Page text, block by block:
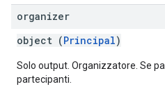
organizer
object (Principal)
Solo output. Organizzatore. Se
partecipanti.